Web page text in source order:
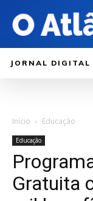
JORNAL DIGITAL
Início Educação
Educação
Gratuita